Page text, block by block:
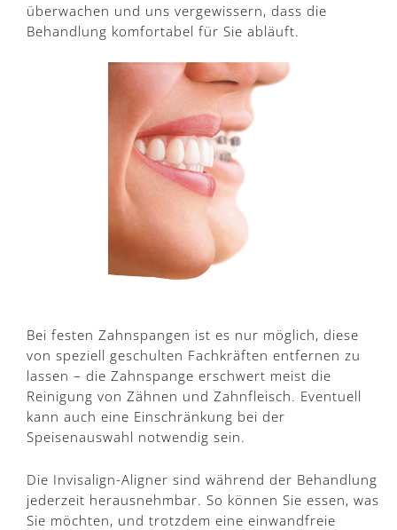
überwachen und uns vergewissern, dass die
Behandlung komfortabel für Sie abläuft.
Bei festen Zahnspangen ist es nur möglich, diese
von speziell geschulten Fachkräften entfernen zu
lassen – die Zahnspange erschwert meist die
Reinigung von Zähnen und Zahnfleisch. Eventuell
kann auch eine Einschränkung bei der
Speisenauswahl notwendig sein.
Die Invisalign-Aligner sind während der Behandlung
jederzeit herausnehmbar. So können Sie essen, was
Sie möchten, und trotzdem eine einwandfreie